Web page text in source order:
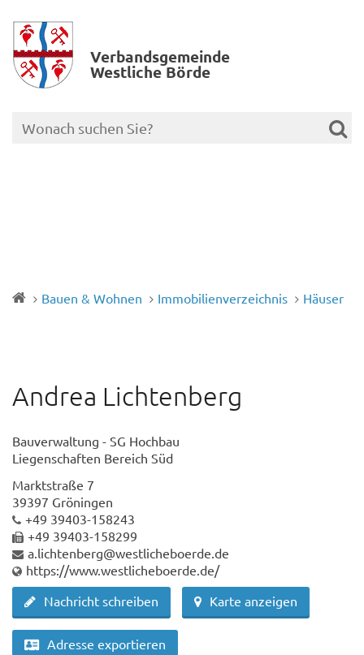
Verbands­gemeinde
Westliche Börde
Bauen & Wohnen Immobilienverzeichnis Häuser
Andrea Lichtenberg
Bauverwaltung - SG Hochbau
Liegenschaften Bereich Süd
Marktstraße 7
39397 Gröningen
+49 39403-158243
+49 39403-158299
a.lichtenberg@westlicheboerde.de
https://www.westlicheboerde.de/
Nachricht schreiben
Karte anzeigen
Adresse exportieren